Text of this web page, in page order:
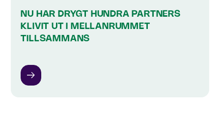
NU HAR DRYGT HUNDRA PARTNERS
KLIVIT UT I MELLANRUMMET
TILLSAMMANS